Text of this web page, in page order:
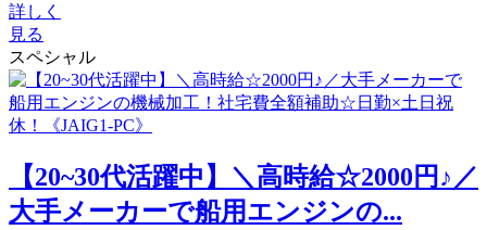
詳しく
見る
スペシャル
【20~30代活躍中】＼高時給☆2000円♪／
大手メーカーで船用エンジンの...